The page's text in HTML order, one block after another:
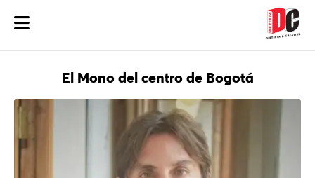
El Mono del centro de Bogotá